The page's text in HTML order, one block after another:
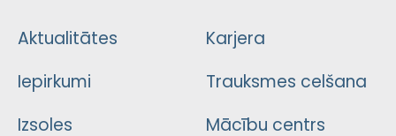
Aktualitātes
Iepirkumi
Izsoles
Karjera
Trauksmes celšana
Mācību centrs